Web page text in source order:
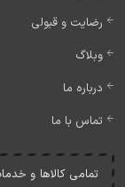
رضایت و قبولی
وبلاگ
درباره ما
تماس با ما
تمامی کالاها و